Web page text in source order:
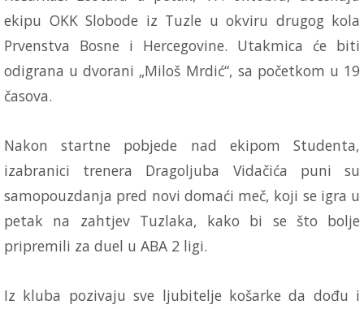
ekipu OKK Slobode iz Tuzle u okviru drugog kola
Prvenstva Bosne i Hercegovine. Utakmica će biti
odigrana u dvorani „Miloš Mrdić“, sa početkom u 19
časova.
Nakon startne pobjede nad ekipom Studenta,
izabranici trenera Dragoljuba Vidačića puni su
samopouzdanja pred novi domaći meč, koji se igra u
petak na zahtjev Tuzlaka, kako bi se što bolje
pripremili za duel u ABA 2 ligi.
Iz kluba pozivaju sve ljubitelje košarke da dođu i